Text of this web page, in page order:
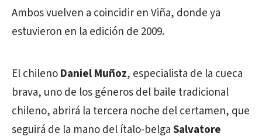
Ambos vuelven a coincidir en Viña, donde ya
estuvieron en la edición de 2009.
El chilenoDaniel Muñoz, especialista de la cueca
brava, uno de los géneros del baile tradicional
chileno, abrirá la tercera noche del certamen, que
seguirá de la mano del ítalo-belgaSalvatore